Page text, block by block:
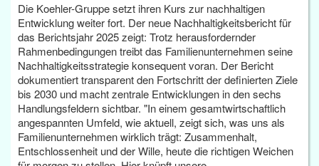
Die Koehler-Gruppe setzt ihren Kurs zur nachhaltigen
Entwicklung weiter fort. Der neue Nachhaltigkeitsbericht für
das Berichtsjahr 2025 zeigt: Trotz herausfordernder
Rahmenbedingungen treibt das Familienunternehmen seine
Nachhaltigkeitsstrategie konsequent voran. Der Bericht
dokumentiert transparent den Fortschritt der definierten Ziele
bis 2030 und macht zentrale Entwicklungen in den sechs
Handlungsfeldern sichtbar. "In einem gesamtwirtschaftlich
angespannten Umfeld, wie aktuell, zeigt sich, was uns als
Familienunternehmen wirklich trägt: Zusammenhalt,
Entschlossenheit und der Wille, heute die richtigen Weichen